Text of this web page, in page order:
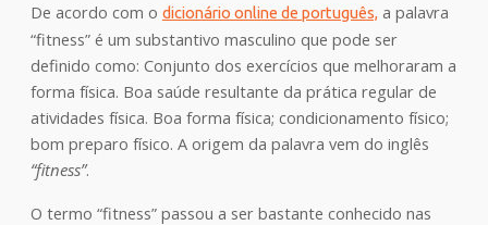
De acordo com o dicionário online de português, a palavra
“fitness” é um substantivo masculino que pode ser
definido como: Conjunto dos exercícios que melhoraram a
forma física. Boa saúde resultante da prática regular de
atividades física. Boa forma física; condicionamento físico;
bom preparo físico. A origem da palavra vem do inglês
“fitness”.
O termo “fitness” passou a ser bastante conhecido nas